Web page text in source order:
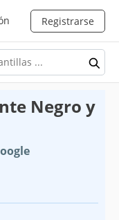
Registrarse
Negro y